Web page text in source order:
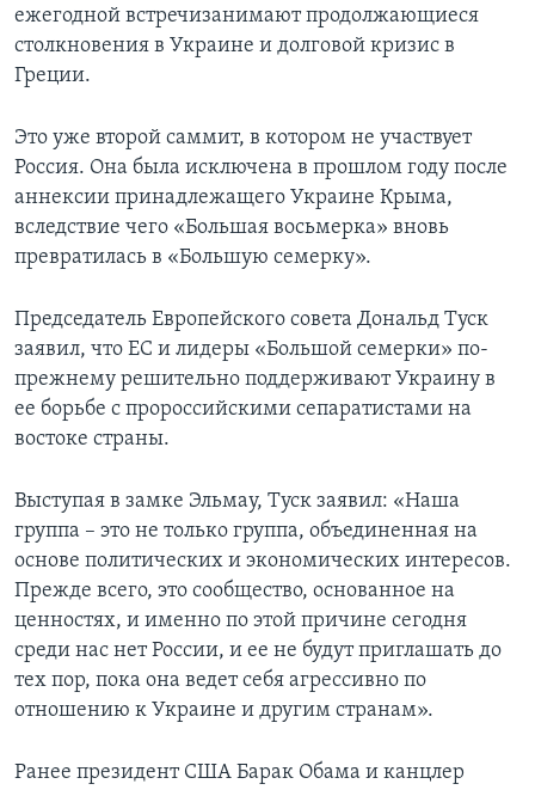
ежегодной встречизанимают продолжающиеся
столкновения в Украине и долговой кризис в
Греции.
Это уже второй саммит, в котором не участвует
Россия. Она была исключена в прошлом году после
аннексии принадлежащего Украине Крыма,
вследствие чего «Большая восьмерка» вновь
превратилась в «Большую семерку».
Председатель Европейского совета Дональд Туск
заявил, что ЕС и лидеры «Большой семерки» по-
прежнему решительно поддерживают Украину в
ее борьбе с пророссийскими сепаратистами на
востоке страны.
Выступая в замке Эльмау, Туск заявил: «Наша
группа – это не только группа, объединенная на
основе политических и экономических интересов.
Прежде всего, это сообщество, основанное на
ценностях, и именно по этой причине сегодня
среди нас нет России, и ее не будут приглашать до
тех пор, пока она ведет себя агрессивно по
отношению к Украине и другим странам».
Ранее президент США Барак Обама и канцлер